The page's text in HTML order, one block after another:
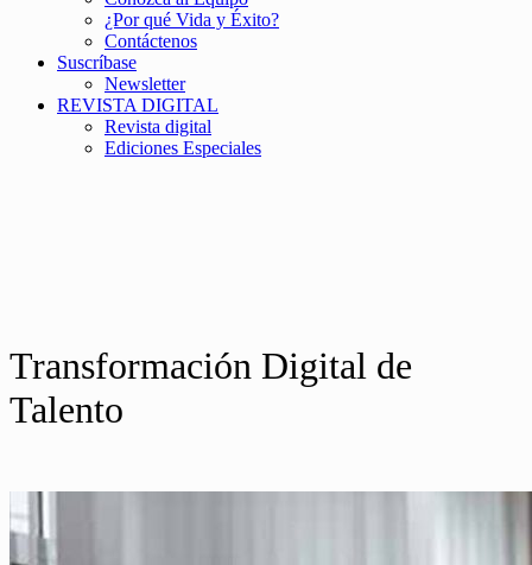
¿Por qué Vida y Éxito?
Contáctenos
Suscríbase
Newsletter
REVISTA DIGITAL
Revista digital
Ediciones Especiales
Transformación Digital de
Talento